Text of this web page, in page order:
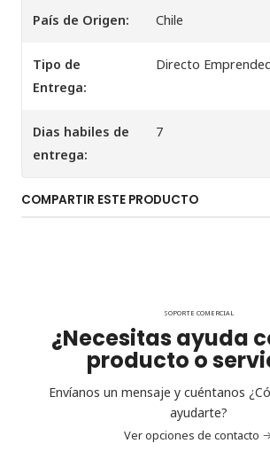
País de Origen: Chile
Tipo de
Entrega:
Directo
Dias habiles de
entrega:
7
COMPARTIR ESTE PRODUCTO
SOPORTE COMERCIAL
¿Necesitas ayuda
producto o
Envíanos un mensaje y cuéntanos
ayudarte?
Ver opciones de contacto